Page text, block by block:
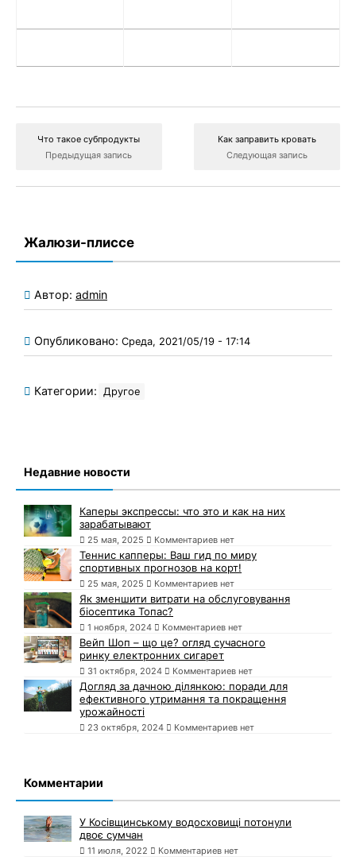
Что такое субпродукты
Предыдущая запись
Как заправить кровать
Следующая запись
Жалюзи-плиссе
Автор: admin
Опубликовано: Среда, 2021/05/19 - 17:14
Категории: Другое
Недавние новости
Каперы экспрессы: что это и как на них
зарабатывают
25 мая, 2025 Комментариев нет
Теннис капперы: Ваш гид по миру
спортивных прогнозов на корт!
25 мая, 2025 Комментариев нет
Як зменшити витрати на обслуговування
біосептика Топас?
1 ноября, 2024 Комментариев нет
Вейп Шоп – що це? огляд сучасного
ринку електронних сигарет
31 октября, 2024 Комментариев нет
Догляд за дачною ділянкою: поради для
ефективного утримання та покращення
урожайності
23 октября, 2024 Комментариев нет
Комментарии
У Косівщинському водосховищі потонули
двоє сумчан
11 июля, 2022 Комментариев нет